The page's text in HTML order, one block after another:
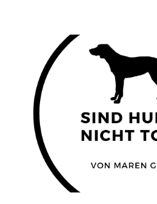
wissen.&nbsp;Was wir
warum wir jetzt einen
Hat sich eigentlich schon
Gedanken darüber